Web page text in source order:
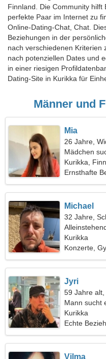
Finnland. Die Community
perfekte Paar im Internet zu
Online-Dating-Chat, Chat.
Beziehungen in der
nach verschiedenen Kriterien
nach potenziellen Dates und
in einer riesigen
Dating-Site in Kurikka für
Männer und
Mia
26 Jahre,
Mädchen
Kurikka,
Ernsthafte
Michael
32 Jahre,
Kurikka
Konzerte,
Jyri
59 Jahre
Mann sucht
Kurikka
Echte
Vilma